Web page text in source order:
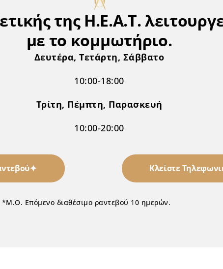
της H.E.A.T.
με το κομμωτήριο.
Δευτέρα, Τετάρτη, Σάββατο
10:00-18:00
Τρίτη, Πέμπτη, Παρασκευή
10:00-20:00
Κλείστε
*Μ.Ο. Επόμενο διαθέσιμο ραντεβού 10 ημερών.